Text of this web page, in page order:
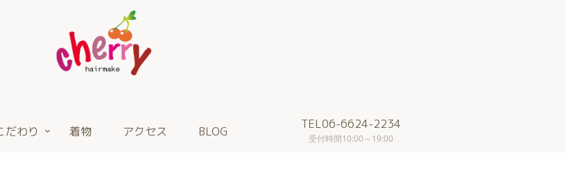
だわり 着物 アクセス BLOG TEL06-6624-2234
受付時間10:00～19:00